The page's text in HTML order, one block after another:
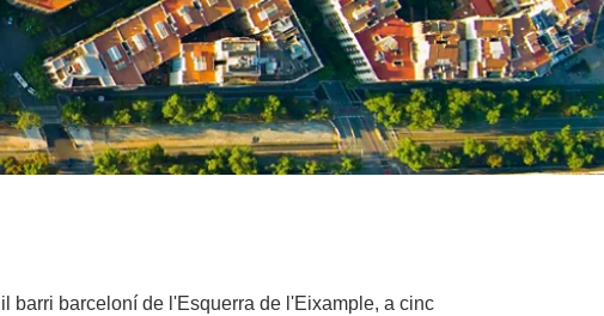
barri barceloní de l'Esquerra de l'Eixample, a cinc